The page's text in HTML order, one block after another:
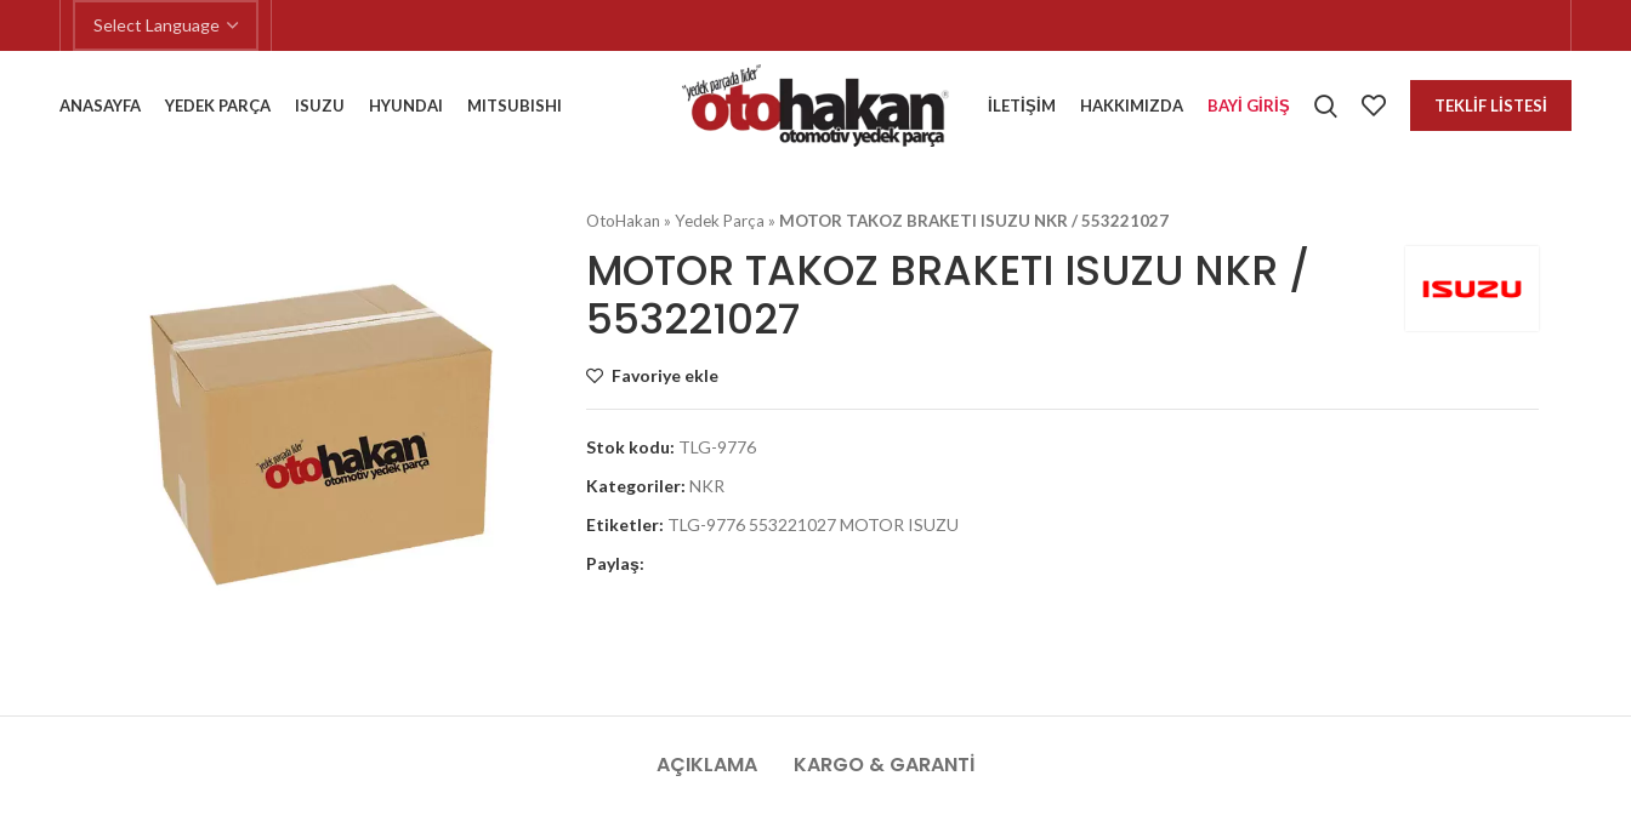
ANASAYFA YEDEK PARÇA ISUZU HYUNDAI MITSUBISHI İLETIŞIM HAKKIMIZDA BAYI GIRIŞ TEKLIF LISTESI
OtoHakan »Yedek Parça » MOTOR TAKOZ BRAKETI ISUZU NKR / 553221027
MOTOR TAKOZ BRAKETI ISUZU NKR /
553221027
Favoriye ekle
Stok kodu: TLG-9776
Kategoriler: NKR
Etiketler: TLG-9776 553221027 MOTOR ISUZU
Paylaş:
AÇIKLAMA KARGO & GARANTI